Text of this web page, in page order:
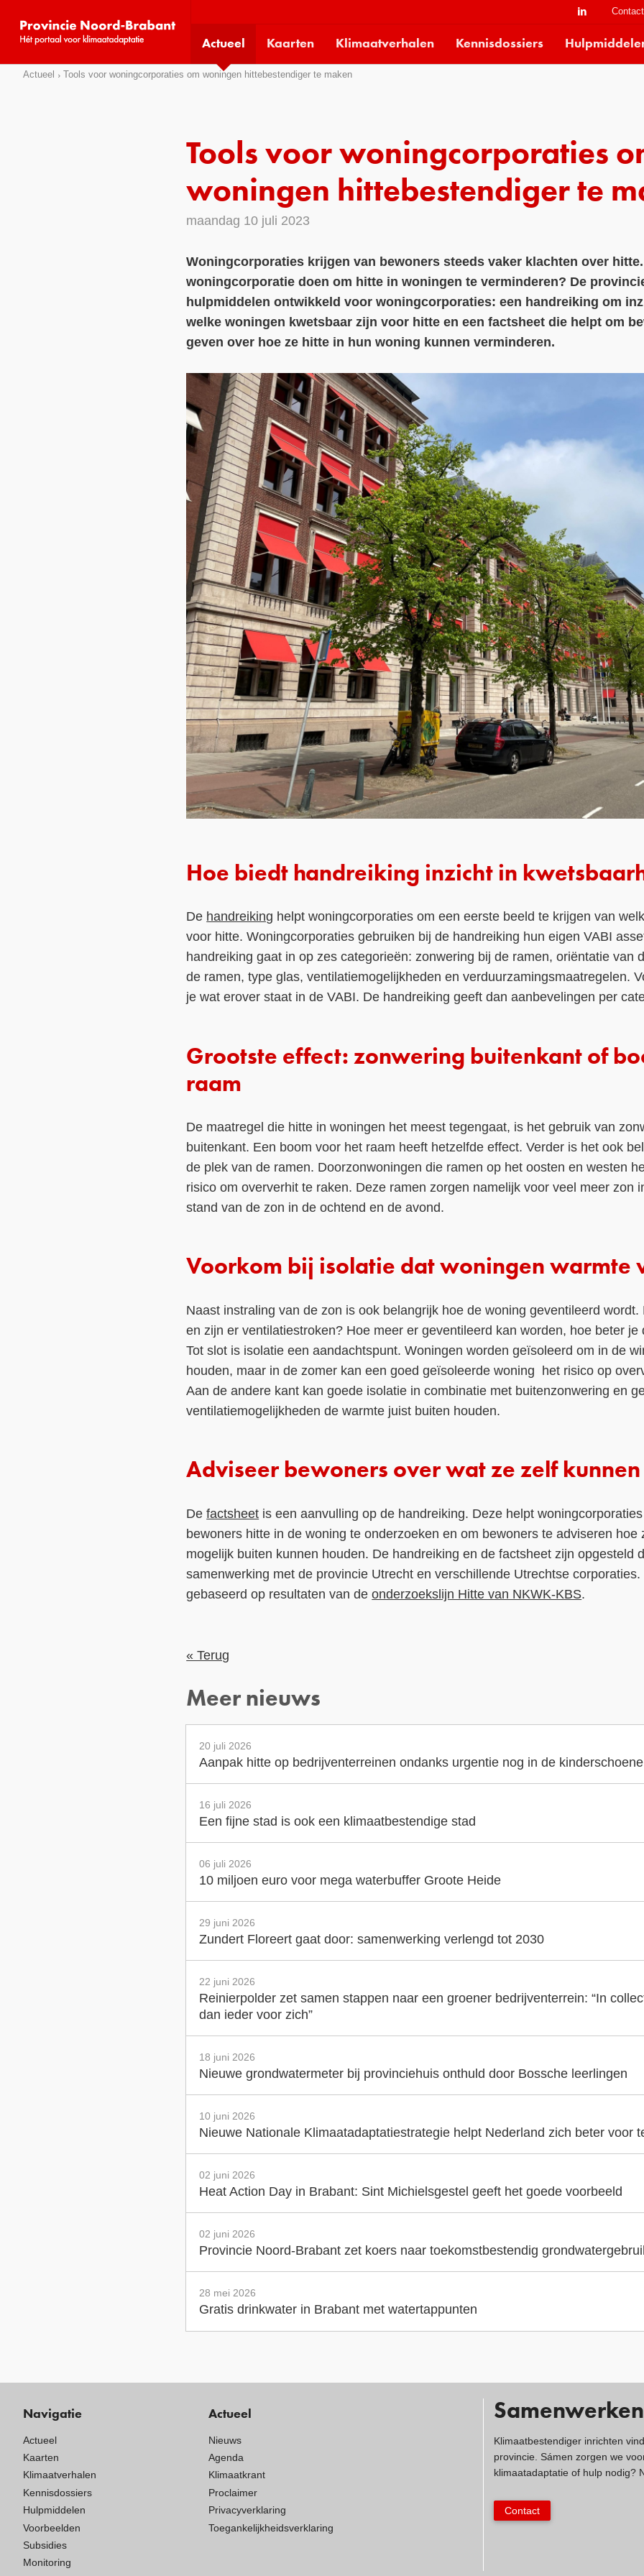
social
media
pages:
Contact
Actueel Kaarten Klimaatverhalen Kennisdossiers
Actueel Tools voor woningcorporaties om woningen hittebestendiger te maken
Tools voor woningcorporaties
woningen hittebestendiger te
maandag 10 juli 2023
Woningcorporaties krijgen van bewoners steeds vaker klachten over
woningcorporatie doen om hitte in woningen te verminderen? De
hulpmiddelen ontwikkeld voor woningcorporaties: een handreiking om
welke woningen kwetsbaar zijn voor hitte en een factsheet die helpt om
geven over hoe ze hitte in hun woning kunnen verminderen.
Hoe biedt handreiking inzicht in
De handreiking helpt woningcorporaties om een eerste beeld te krijgen van
voor hitte. Woningcorporaties gebruiken bij de handreiking hun eigen VABI
handreiking gaat in op zes categorieën: zonwering bij de ramen, oriëntatie van
de ramen, type glas, ventilatiemogelijkheden en verduurzamingsmaatregelen.
je wat erover staat in de VABI. De handreiking geeft dan aanbevelingen per
Grootste effect: zonwering buitenkant of
raam
De maatregel die hitte in woningen het meest tegengaat, is het gebruik van
buitenkant. Een boom voor het raam heeft hetzelfde effect. Verder is het ook
de plek van de ramen. Doorzonwoningen die ramen op het oosten en westen
risico om oververhit te raken. Deze ramen zorgen namelijk voor veel meer zon
stand van de zon in de ochtend en de avond.
Voorkom bij isolatie dat woningen warmte
Naast instraling van de zon is ook belangrijk hoe de woning geventileerd
en zijn er ventilatiestroken? Hoe meer er geventileerd kan worden, hoe beter je
Tot slot is isolatie een aandachtspunt. Woningen worden geïsoleerd om in de
houden, maar in de zomer kan een goed geïsoleerde woning het risico op
Aan de andere kant kan goede isolatie in combinatie met buitenzonwering en
ventilatiemogelijkheden de warmte juist buiten houden.
Adviseer bewoners over wat ze zelf
Defactsheet is een aanvulling op de handreiking. Deze helpt
bewoners hitte in de woning te onderzoeken en om bewoners te adviseren hoe
mogelijk buiten kunnen houden. De handreiking en de factsheet zijn opgesteld
samenwerking met de provincie Utrecht en verschillende Utrechtse
gebaseerd op resultaten van deonderzoekslijn Hitte van NKWK-KBS.
« Terug
Meer nieuws
20 juli 2026
Aanpak hitte op bedrijventerreinen ondanks urgentie nog in de
16 juli 2026
Een fijne stad is ook een klimaatbestendige stad
06 juli 2026
10 miljoen euro voor mega waterbuffer Groote Heide
29 juni 2026
Zundert Floreert gaat door: samenwerking verlengd tot 2030
22 juni 2026
Reinierpolder zet samen stappen naar een groener bedrijventerrein: “In
dan ieder voor zich”
18 juni 2026
Nieuwe grondwatermeter bij provinciehuis onthuld door Bossche leerlingen
10 juni 2026
Nieuwe Nationale Klimaatadaptatiestrategie helpt Nederland zich beter voor
02 juni 2026
Heat Action Day in Brabant: Sint Michielsgestel geeft het goede voorbeeld
02 juni 2026
Provincie Noord-Brabant zet koers naar toekomstbestendig
28 mei 2026
Gratis drinkwater in Brabant met watertappunten
Navigatie
Actueel
Kaarten
Klimaatverhalen
Kennisdossiers
Hulpmiddelen
Voorbeelden
Subsidies
Monitoring
Actueel
Nieuws
Agenda
Klimaatkrant
Proclaimer
Privacyverklaring
Toegankelijkheidsverklaring
Samenwerken
Klimaatbestendiger inrichten
provincie. Sámen zorgen we
klimaatadaptatie of hulp nodig?
Contact